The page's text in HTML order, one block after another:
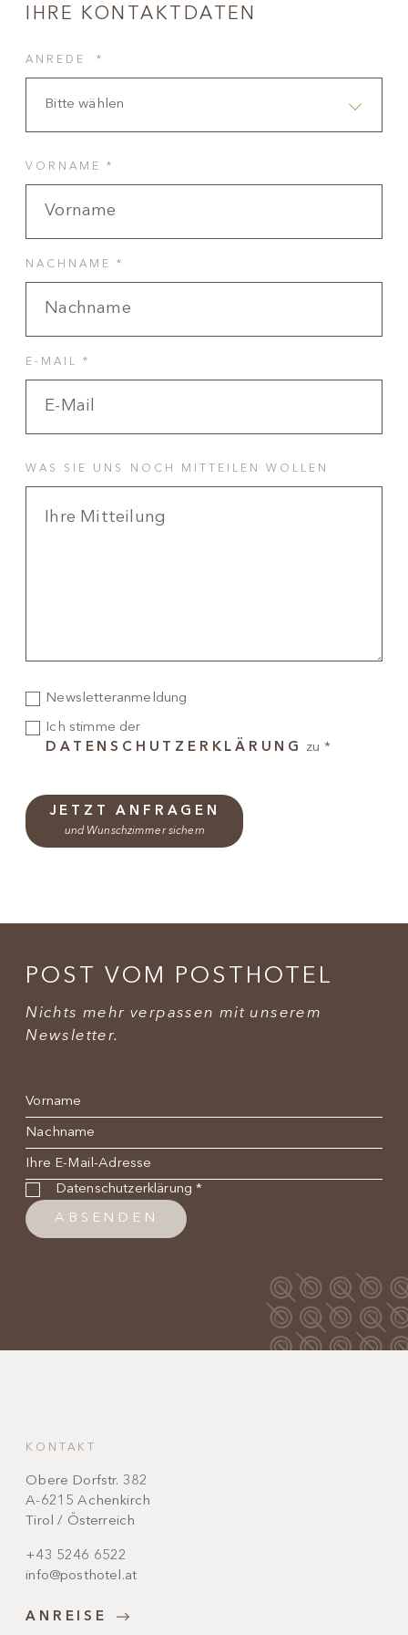
IHRE KONTAKTDATEN
ANREDE *
Bitte wählen
VORNAME *
NACHNAME *
E-MAIL *
WAS SIE UNS NOCH MITTEILEN WOLLEN
Newsletteranmeldung
Ich stimme der
DATENSCHUTZERKLÄRUNG
zu *
JETZT ANFRAGEN
und Wunschzimmer sichern
POST VOM POSTHOTEL
Nichts mehr verpassen mit unserem
Newsletter.
Name
Nachname
E-Mail *
Datenschutzbestimmung*
Datenschutzerklärung*
ABSENDEN
KONTAKT
Obere Dorfstr. 382
A-6215 Achenkirch
Tirol / Österreich
+43 5246 6522
info@posthotel.at
ANREISE